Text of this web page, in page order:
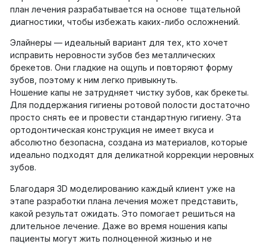
план лечения разрабатывается на основе тщательной
диагностики, чтобы избежать каких-либо осложнений.
Элайнеры — идеальный вариант для тех, кто хочет
исправить неровности зубов без металлических
брекетов. Они гладкие на ощупь и повторяют форму
зубов, поэтому к ним легко привыкнуть.
Ношение капы не затрудняет чистку зубов, как брекеты.
Для поддержания гигиены ротовой полости достаточно
просто снять ее и провести стандартную гигиену. Эта
ортодонтическая конструкция не имеет вкуса и
абсолютно безопасна, создана из материалов, которые
идеально подходят для деликатной коррекции неровных
зубов.
Благодаря 3D моделированию каждый клиент уже на
этапе разработки плана лечения может представить,
какой результат ожидать. Это помогает решиться на
длительное лечение. Даже во время ношения капы
пациенты могут жить полноценной жизнью и не